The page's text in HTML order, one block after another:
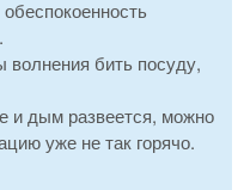
бить посуду,
и дым развеется, можно
уже не так горячо.